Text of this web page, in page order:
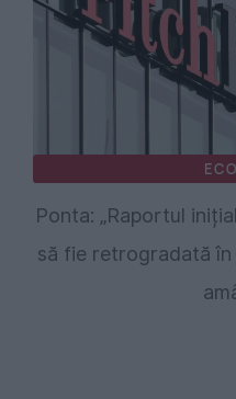
Ponta: „Raportul
să fie retrogradată